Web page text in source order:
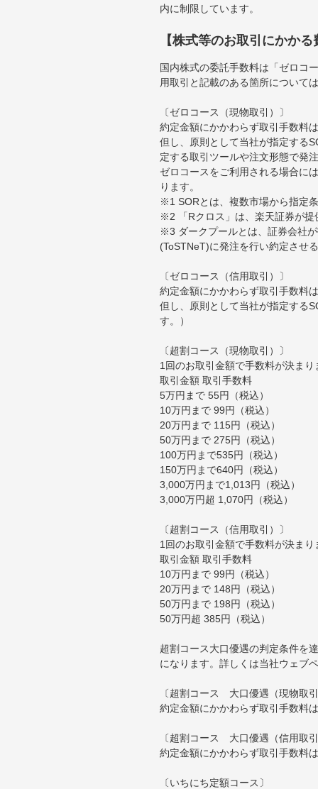
内に制限しています。
【株式等のお取引にかかる
国内株式の委託手数料は「ゼロコ
用取引と記載のある箇所について
〔ゼロコース（現物取引）〕
約定金額にかかわらず取引手数料
但し、原則として当社が指定する
定する取引ツールや注文形態で発
ゼロコースをご利用される場合に
ります。
※1 SORとは、複数市場から指定
※2 「Rクロス」は、楽天証券が
※3 ダークプールとは、証券会社
(ToSTNeT)に発注を行い約定させ
〔ゼロコース（信用取引）〕
約定金額にかかわらず取引手数料
但し、原則として当社が指定する
す。）
〔超割コース（現物取引）〕
1回のお取引金額で手数料が決まり
取引金額 取引手数料
5万円まで 55円（税込）
10万円まで 99円（税込）
20万円まで 115円（税込）
50万円まで 275円（税込）
100万円まで535円（税込）
150万円まで640円（税込）
3,000万円まで1,013円（税込）
3,000万円超 1,070円（税込）
〔超割コース（信用取引）〕
1回のお取引金額で手数料が決まり
取引金額 取引手数料
10万円まで 99円（税込）
20万円まで 148円（税込）
50万円まで 198円（税込）
50万円超 385円（税込）
超割コース大口優遇の判定条件を
になります。詳しくは当社ウェブ
〔超割コース 大口優遇（現物取
約定金額にかかわらず取引手数料
〔超割コース 大口優遇（信用取
約定金額にかかわらず取引手数料
〔いちにち定額コース〕